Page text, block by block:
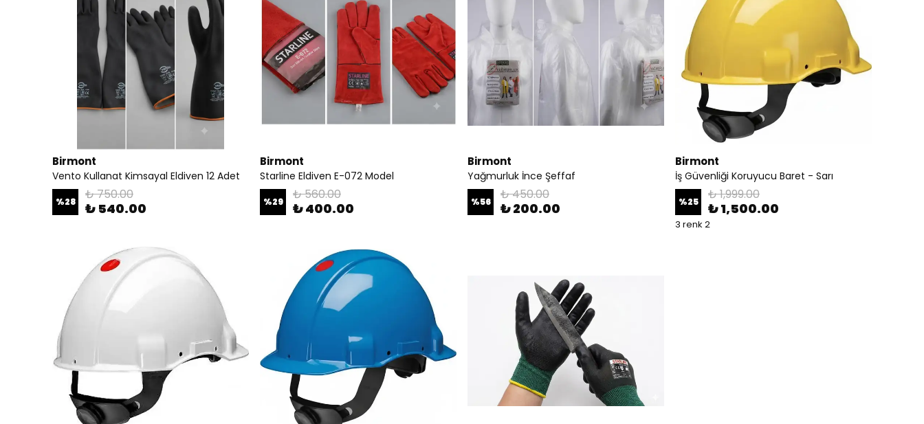
Birmont
Vento Kullanat Kimsayal Eldiven 12 Adet
%28 ₺ 750.00
₺ 540.00
Birmont
Starline Eldiven E-072 Model
%29 ₺ 560.00
₺ 400.00
Birmont
Yağmurluk İnce Şeffaf
%56 ₺ 450.00
₺ 200.00
Birmont
İş Güvenliği Koruyucu Baret - Sarı
%25 ₺ 1,999.00
₺ 1,500.00
3 renk 2